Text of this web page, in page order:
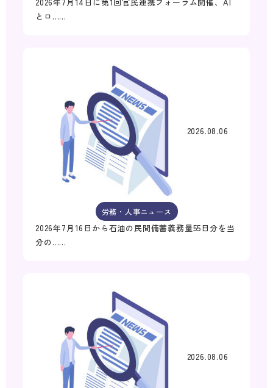
2026年7月14日に第1回官民連携フォーラム開催、AI
とロ……
2026.08.06
労務・人事ニュース
2026年7月16日から石油の民間備蓄義務量55日分を当
分の……
2026.08.06